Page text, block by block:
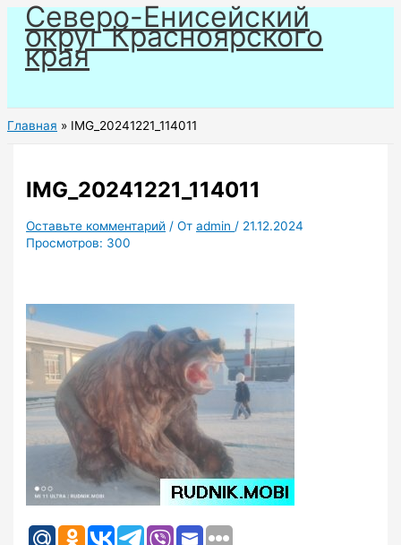
Перейти
содержимому
Северо-Енисейский
округ Красноярского
края
Главная IMG_20241221_114011
IMG_20241221_114011
Оставьте комментарий / Отadmin / 21.12.2024
Просмотров: 300